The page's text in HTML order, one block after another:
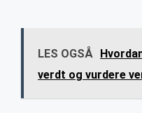
LES OGSÅ
verdt og vurdere